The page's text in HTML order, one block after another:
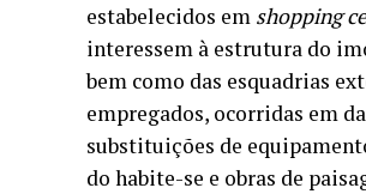
estabelecidos em shopping
interessem à estrutura do
bem como das esquadrias
empregados, ocorridas em
substituições de
do habite-se e obras de